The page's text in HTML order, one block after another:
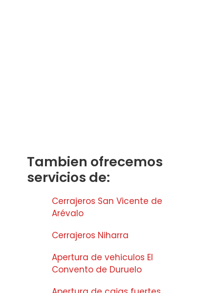
Tambien ofrecemos
servicios de:
Cerrajeros San Vicente de
Arévalo
Cerrajeros Niharra
Apertura de vehiculos El
Convento de Duruelo